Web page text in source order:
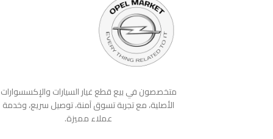
متخصصون في بيع قطع غيار السيارات والإكسسوارات
الأصلية، مع تجربة تسوق آمنة، توصيل سريع، وخدمة
عملاء مميزة.